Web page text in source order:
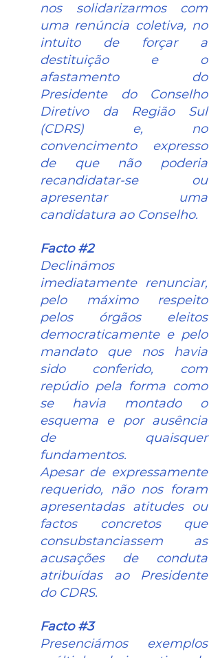
nos solidarizarmos com
uma renúncia coletiva, no
intuito de forçar a
destituição e o
afastamento do
Presidente do Conselho
Diretivo da Região Sul
(CDRS) e, no
convencimento expresso
de que não poderia
recandidatar-se ou
apresentar uma
candidatura ao Conselho.
Facto #2
Declinámos
imediatamente renunciar,
pelo máximo respeito
pelos órgãos eleitos
democraticamente e pelo
mandato que nos havia
sido conferido, com
repúdio pela forma como
se havia montado o
esquema e por ausência
de quaisquer
fundamentos.
Apesar de expressamente
requerido, não nos foram
apresentadas atitudes ou
factos concretos que
consubstanciassem as
acusações de conduta
atribuídas ao Presidente
do CDRS.
Facto #3
Presenciámos exemplos